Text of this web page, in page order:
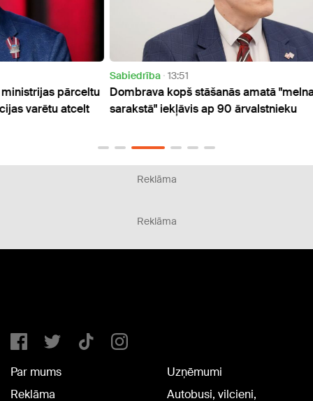
13:51
Dombrava kopš stāšanās amatā "melnajā
sarakstā" iekļāvis ap 90 ārvalstnieku
Reklāma
Reklāma
Par mums
Reklāma
Uzņēmumi
Autobusi, vilcieni,